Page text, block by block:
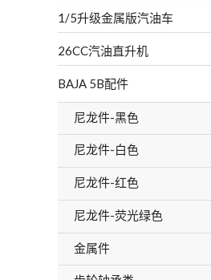
1/5升级金属版汽油车
26CC汽油直升机
BAJA 5B配件
尼龙件-黑色
尼龙件-白色
尼龙件-红色
尼龙件-荧光绿色
金属件